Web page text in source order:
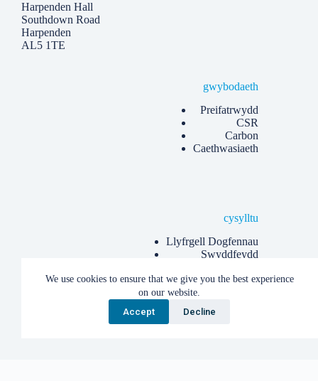
We use cookies to ensure that we give you the best experience
on our website.
Accept
Decline
Harpenden Hall
Southdown Road
Harpenden
AL5 1TE
gwybodaeth
Preifatrwydd
CSR
Carbon
Caethwasiaeth
cysylltu
Llyfrgell Dogfennau
Swyddfeydd
Erthyglau
Hawlfraint © 2026 Albion Eco Limited.